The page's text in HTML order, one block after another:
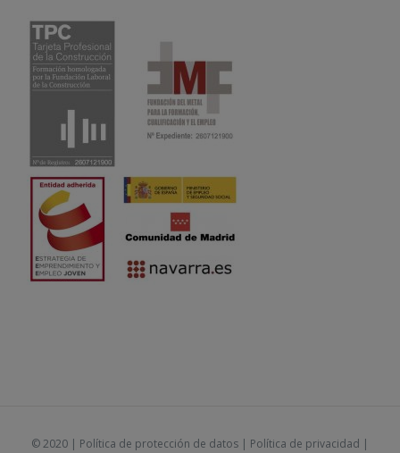
© 2020 | Política de protección de datos | Política de privacidad |